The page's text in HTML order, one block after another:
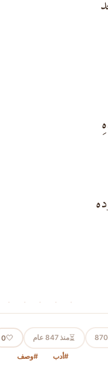
· · · · ·
870
⏳منذ 847 عام 🤍
0
#أدب #وصف